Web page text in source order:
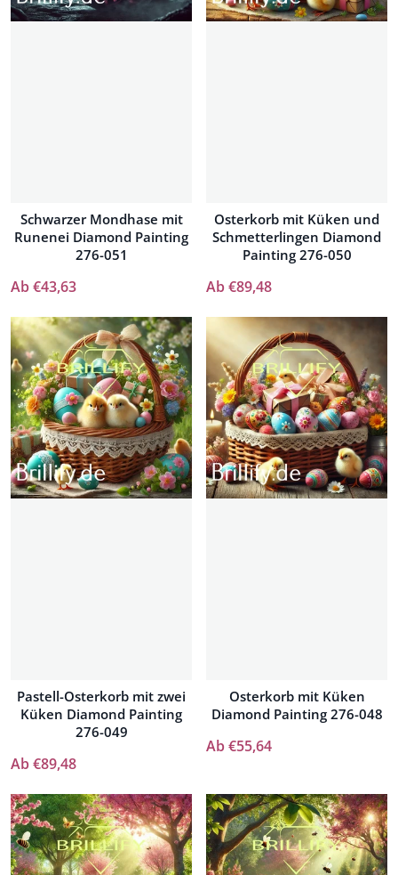
Schwarzer Mondhase mit
Runenei Diamond Painting
276-051
Ab €43,63
Osterkorb mit Küken und
Schmetterlingen Diamond
Painting 276-050
Ab €89,48
Pastell-Osterkorb mit zwei
Küken Diamond Painting
276-049
Ab €89,48
Osterkorb mit Küken
Diamond Painting 276-048
Ab €55,64